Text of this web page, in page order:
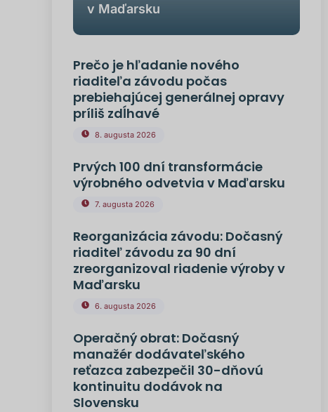
v Maďarsku
Prečo je hľadanie nového
riaditeľa závodu počas
prebiehajúcej generálnej opravy
príliš zdĺhavé
8. augusta 2026
Prvých 100 dní transformácie
výrobného odvetvia v Maďarsku
7. augusta 2026
Reorganizácia závodu: Dočasný
riaditeľ závodu za 90 dní
zreorganizoval riadenie výroby v
Maďarsku
6. augusta 2026
Operačný obrat: Dočasný
manažér dodávateľského
reťazca zabezpečil 30-dňovú
kontinuitu dodávok na
Slovensku